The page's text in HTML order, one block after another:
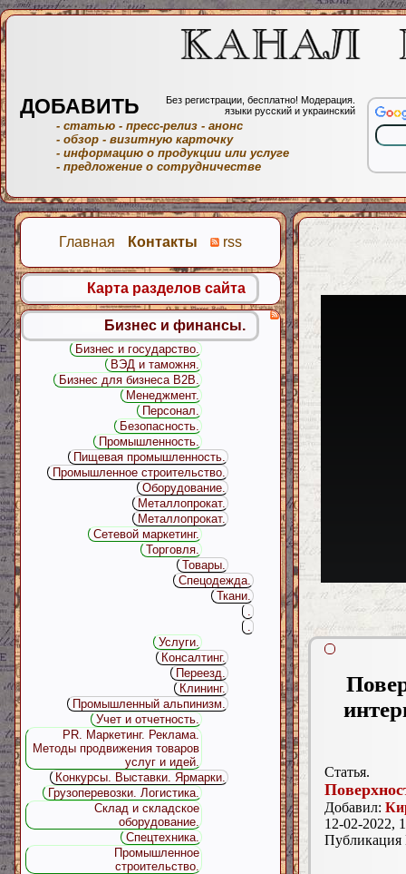
Статья.
Добавил:
12-02-2022,
Главная Контакты rss
Карта разделов сайта
Бизнес и финансы.
Бизнес и государство.
ВЭД и таможня.
Бизнес для бизнеса B2B.
Менеджмент.
Персонал.
Безопасность.
Промышленность.
Пищевая промышленность.
Промышленное строительство.
Оборудование.
Металлопрокат.
Металлопрокат.
Сетевой маркетинг.
Торговля.
Товары.
Спецодежда.
Ткани.
.
.
Услуги.
Консалтинг.
Переезд.
Клининг.
Промышленный альпинизм.
Учет и отчетность.
PR. Маркетинг. Реклама.
Методы продвижения товаров
услуг и идей.
Конкурсы. Выставки. Ярмарки.
Грузоперевозки. Логистика.
Склад и складское
оборудование.
Спецтехника.
Промышленное
строительство.
ДОБАВИТЬ
Без регистрации, бесплатно! Модерация.
языки русский и украинский
- статью - пресс-релиз - анонс
- обзор - визитную карточку
- информацию о продукции или услуге
- предложение о сотрудничестве